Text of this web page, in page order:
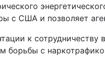
с США и позволяет
к
борьбы с